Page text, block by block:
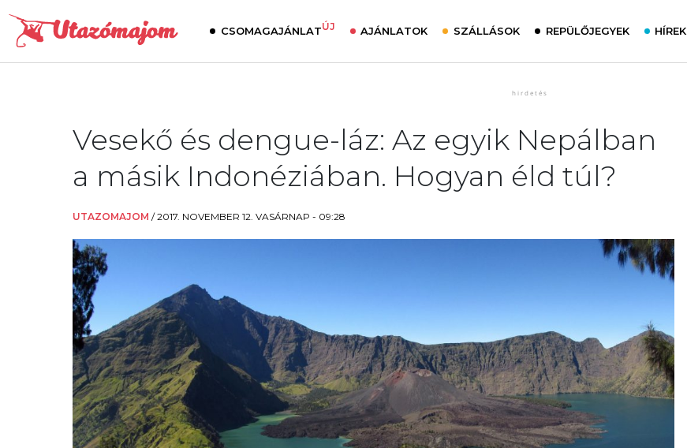
CSOMAGAJÁNLATÚJ AJÁNLATOK SZÁLLÁSOK REPÜLŐJEGYEK HÍREK
Vesekő és dengue-láz: Az egyik Nepálban
a másik Indonéziában. Hogyan éld túl?
UTAZOMAJOM /2017. NOVEMBER 12. VASÁRNAP - 09:28